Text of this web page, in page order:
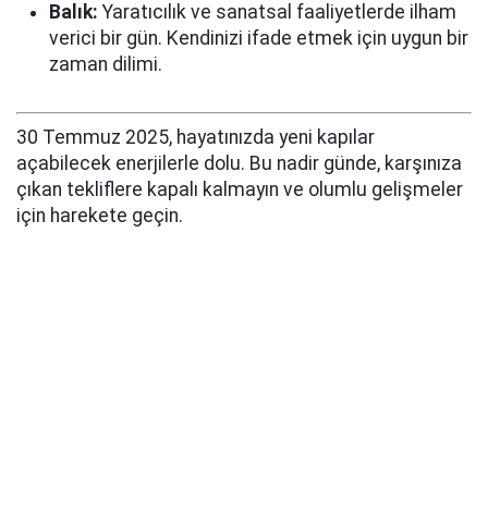
Balık: Yaratıcılık ve sanatsal faaliyetlerde ilham
verici bir gün. Kendinizi ifade etmek için uygun bir
zaman dilimi.
30 Temmuz 2025, hayatınızda yeni kapılar
açabilecek enerjilerle dolu. Bu nadir günde, karşınıza
çıkan tekliflere kapalı kalmayın ve olumlu gelişmeler
için harekete geçin.